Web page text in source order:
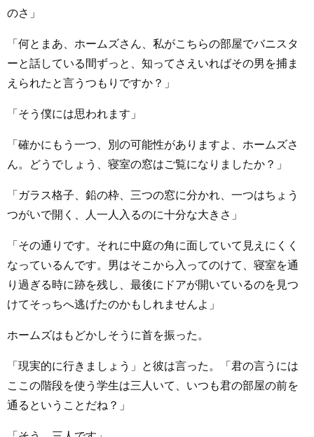
のさ」
「何とまあ、ホームズさん、私がこちらの部屋でバニスタ
ーと話している間ずっと、知ってさえいればその男を捕ま
えられたと言うつもりですか？」
「そう僕には思われます」
「確かにもう一つ、別の可能性がありますよ、ホームズさ
ん。どうでしょう、寝室の窓はご覧になりましたか？」
「ガラス格子、鉛の枠、三つの窓に分かれ、一つはちょう
つがいで開く、人一人入るのに十分な大きさ」
「その通りです。それに中庭の角に面していて見えにくく
なっているんです。男はそこから入ってのけて、寝室を通
り過ぎる時に跡を残し、最後にドアが開いているのを見つ
けてそっちへ逃げたのかもしれませんよ」
ホームズはもどかしそうに首を振った。
「現実的に行きましょう」と彼は言った。「君の言うには
ここの階段を使う学生は三人いて、いつも君の部屋の前を
通るということだね？」